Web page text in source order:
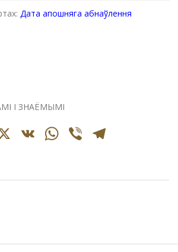
Дата апошняга абнаўлення
І ЗНАЁМЫМІ
X VK WhatsApp
Viber